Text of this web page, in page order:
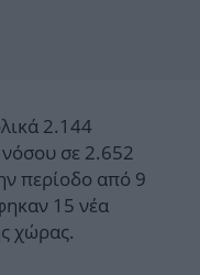
2.144
νόσου σε 2.652
περίοδο από 9
15 νέα
χώρας.